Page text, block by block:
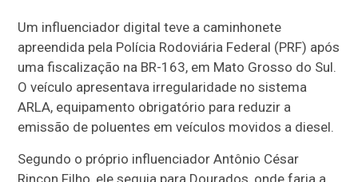
Um influenciador digital teve a caminhonete
apreendida pela Polícia Rodoviária Federal (PRF) após
uma fiscalização na BR-163, em Mato Grosso do Sul.
O veículo apresentava irregularidade no sistema
ARLA, equipamento obrigatório para reduzir a
emissão de poluentes em veículos movidos a diesel.
Segundo o próprio influenciador Antônio César